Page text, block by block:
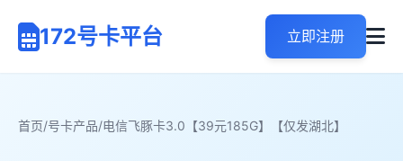
172号卡平台 立即注册
首页/号卡产品/电信飞豚卡3.0【39元185G】【仅发湖北】